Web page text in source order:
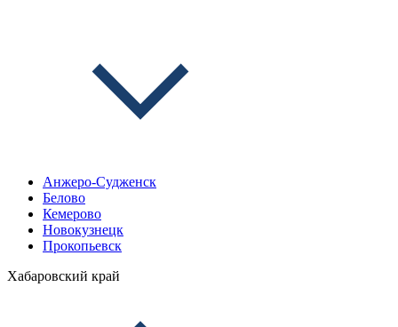
Анжеро-Судженск
Белово
Кемерово
Новокузнецк
Прокопьевск
Хабаровский край